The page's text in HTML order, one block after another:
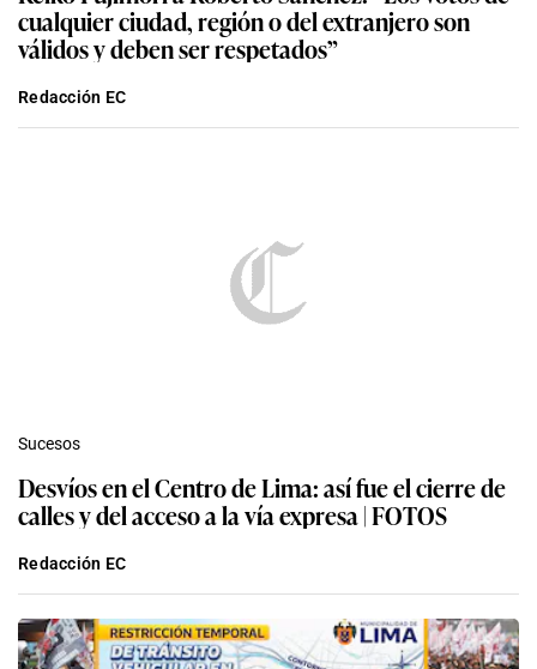
cualquier ciudad, región o del extranjero son
válidos y deben ser respetados”
Redacción EC
Sucesos
Desvíos en el Centro de Lima: así fue el cierre de
calles y del acceso a la vía expresa | FOTOS
Redacción EC